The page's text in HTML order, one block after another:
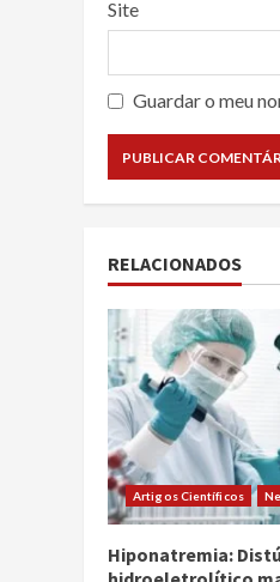
Site
Guardar o meu
RELACIONADOS
Artigos Científicos
Hiponatremia: